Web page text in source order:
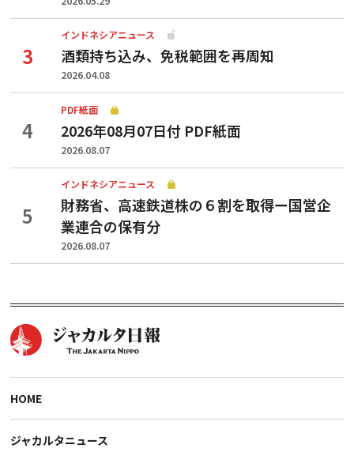
インドネシアニュース
酒類持ち込み、免税範囲を再周知
2026.04.08
PDF紙面
2026年08月07日付 PDF紙面
2026.08.07
インドネシアニュース
財務省、高速鉄道株の６割を取得ー国営企
業連合の保有分
2026.08.07
HOME
ジャカルタニュース